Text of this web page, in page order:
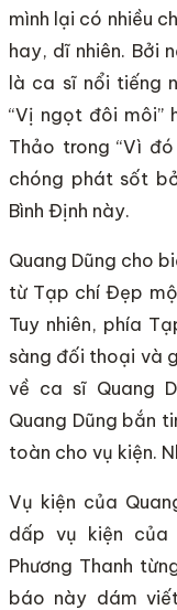
mình lại có nhiều
hay, dĩ nhiên. Bởi
là ca sĩ nổi tiếng
“Vị ngọt đôi môi”
Thảo trong “Vì
chóng phát sốt
Bình Định này.
Quang Dũng cho
từ Tạp chí Đẹp
Tuy nhiên, phía
sàng đối thoại và
về ca sĩ Quang
Quang Dũng bắn
toàn cho vụ kiện.
Vụ kiện của
dấp vụ kiện của
Phương Thanh
báo này dám